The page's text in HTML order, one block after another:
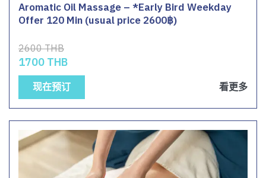
Aromatic Oil Massage – *Early Bird Weekday
Offer 120 Min (usual price 2600฿)
2600 THB
1700 THB
现在预订 看更多